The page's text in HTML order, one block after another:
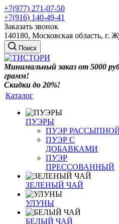
+7(977) 271-07-50
+7(916) 140-49-41
Заказать звонок
140180, Московская область, г.
Поиск
Минимальный заказ от 5000
грамм!
Скидки до 20%!
Каталог
ПУЭРЫ
ПУЭР
ПУЭР С
ДОБАВКАМИ
ПУЭР
ПРЕССОВАННЫЙ
ЗЕЛЕНЫЙ ЧАЙ
УЛУНЫ
БЕЛЫЙ ЧАЙ